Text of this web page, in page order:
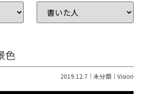
色
2019.12.7｜ 未分類 ｜ Vision